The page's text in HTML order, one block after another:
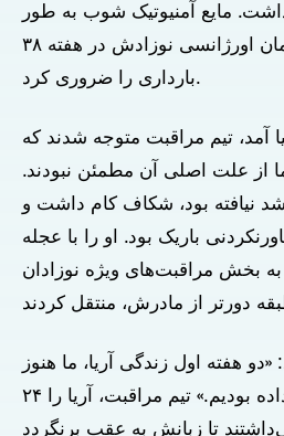
مایع آمنیوتیک شوب به طور
غیرمعمولی بالا بود و زایمان اورژانسی نوزادش در هفته ۳۸
بارداری را ضروری کرد.
آمد، تیم مراقبت متوجه شدند که
از علت اصلی آن مطمئن نبودند.
نیافته بود، شکاف کام داشت و
باریک بود. او را با عجله
به بخش مراقبت‌های ویژه نوزادان (NICU) بیمارستان، دو
هفته اول زندگی آریا، ما هنوز
بیماری او را تشخیص نداده بودیم.» تیم مراقبت، آریا را ۲۴
تا زبانش به عقب برنگردد